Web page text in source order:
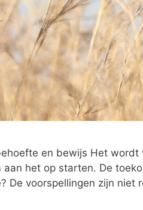
en bewijs Het
aan het op starten. De
De voorspellingen zijn niet